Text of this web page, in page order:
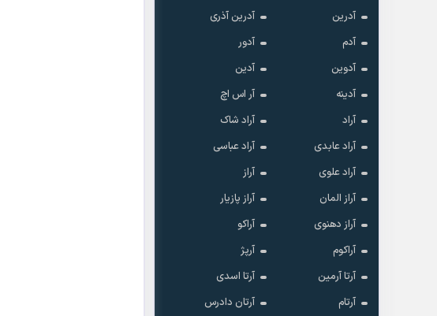
آدرین
آدرین آذری
آدم
آدور
آدوین
آدین
آدینه
آر اس اچ
آراد
آراد شاک
آراد عابدی
آراد عباسی
آراد علوی
آراز
آراز المان
آراز پازیار
آراز دهنوی
آراکو
آراکوم
آرپژ
آرتا آرمین
آرتا اسدی
آرتام
آرتان دادرس